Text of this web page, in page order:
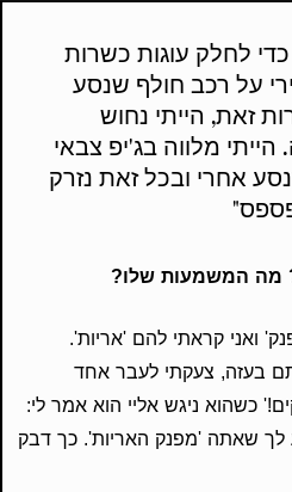
לחלק עוגות כשרות
על רכב חולף שנסע
זאת, הייתי נחוש
מלווה בג'יפ צבאי
אחרי ובכל זאת נזרק
מה המשמעות שלו?
לי 'מפנק' ואני קראתי להם 'אריות'.
בעזה, צעקתי לעבר אחד
כשהוא ניגש אליי הוא אמר לי:
לך שאתה 'מפנק האריות'. כך דבק